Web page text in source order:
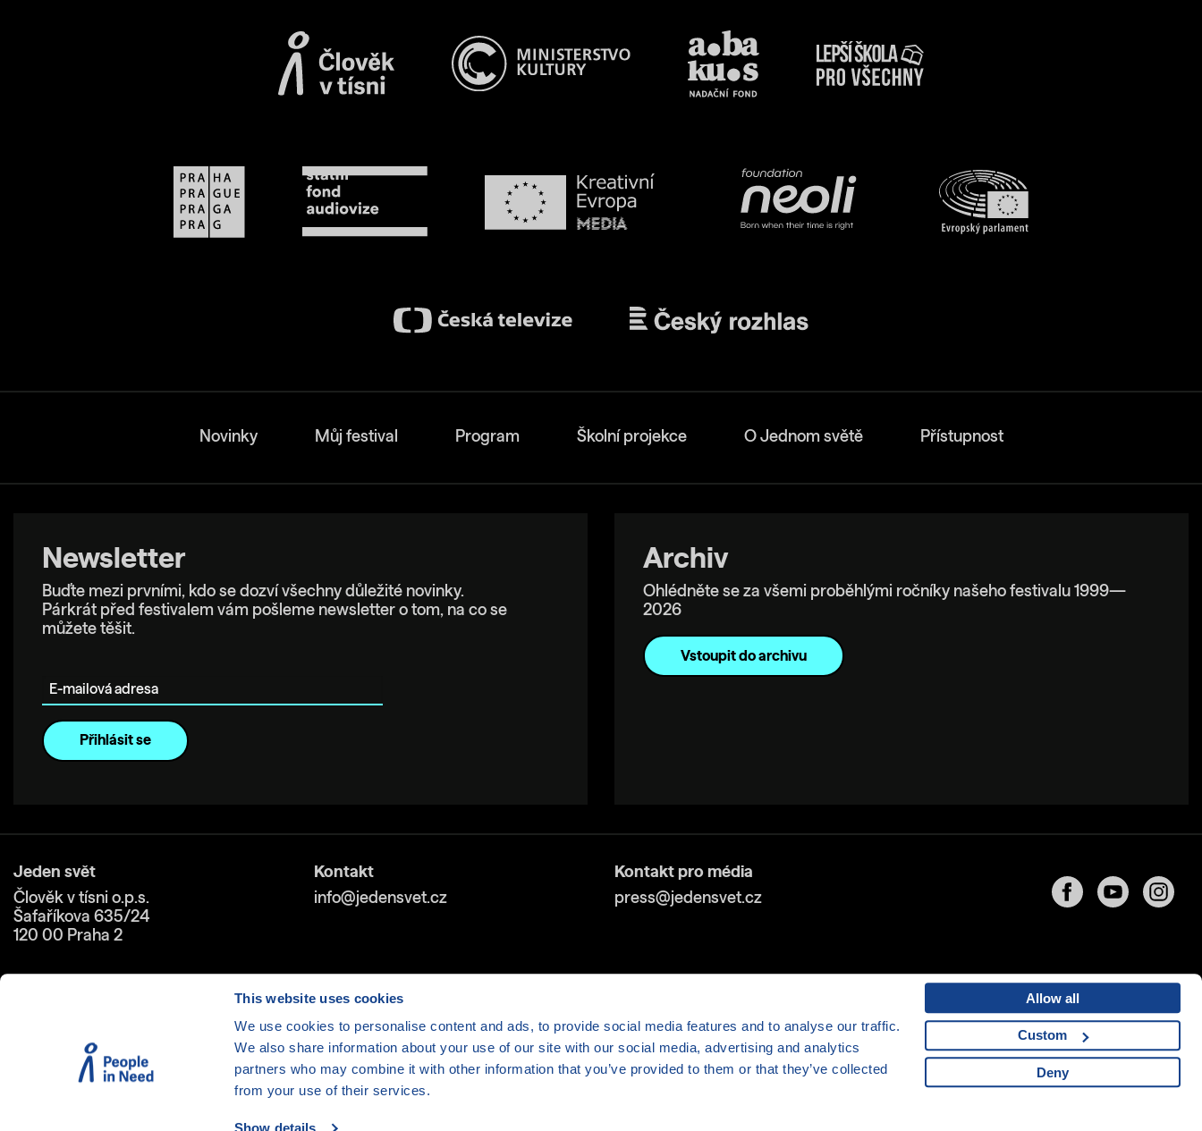
This website uses cookies
We use cookies to personalise content and ads, to provide social media features and to analyse our traffic.
We also share information about your use of our site with our social media, advertising and analytics
partners who may combine it with other information that you’ve provided to them or that they’ve collected
from your use of their services.
Show details
Allow all
Custom
Deny
Novinky Můj festival Program Školní projekce O Jednom světě Přístupnost
Newsletter
Buďte mezi prvními, kdo se dozví všechny důležité novinky.
Párkrát před festivalem vám pošleme newsletter o tom, na co se
můžete těšit.
Archiv
Ohlédněte se za všemi proběhlými ročníky našeho festivalu 1999—
2026
Vstoupit do archivu
Jeden svět
Člověk v tísni o.p.s.
Šafaříkova 635/24
120 00 Praha 2
Kontakt
info@jedensvet.cz
Kontakt pro média
press@jedensvet.cz
Cookies| © 1999-2026 Člověk v tísni o.p.s., web běží v rámci bezplatnéhoserverhostingspolečnosti